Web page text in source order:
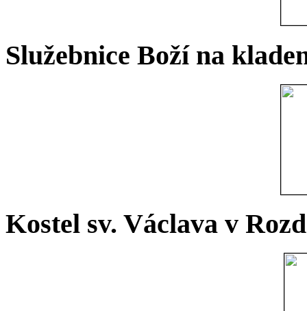
Služebnice Boží na
Kostel sv. Václava v